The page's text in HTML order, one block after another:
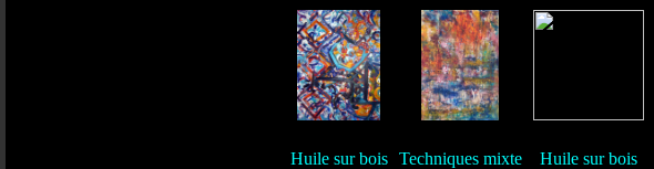
Huile sur bois Techniques mixte Huile sur bois